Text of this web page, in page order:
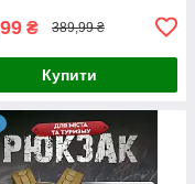
₴ 389,99 ₴
Купити